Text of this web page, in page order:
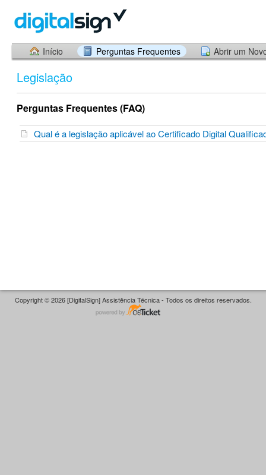
Início Perguntas Frequentes Abrir um
Legislação
Perguntas Frequentes (FAQ)
Qual é a legislação aplicável ao Certificado Digital
Copyright © 2026 [DigitalSign] Assistência Técnica - Todos os direitos reservados.